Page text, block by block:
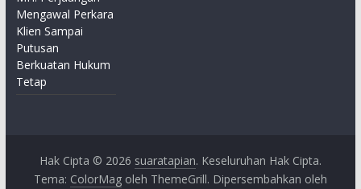
Mengawal Perkara
Klien Sampai
Putusan
Berkuatan Hukum
Tetap
Hak Cipta © 2026 suaratapian. Keseluruhan Hak Cipta.
Tema: ColorMagoleh ThemeGrill. Dipersembahkan oleh